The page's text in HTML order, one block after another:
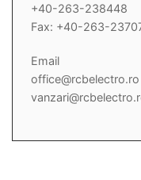
+40-263-238448
Fax: +40-263-
Email
office@rcbelectro.ro